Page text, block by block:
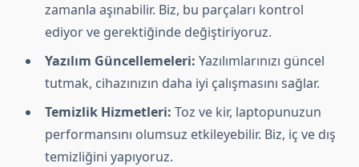
zamanla aşınabilir. Biz, bu parçaları kontrol
ediyor ve gerektiğinde değiştiriyoruz.
Yazılım Güncellemeleri: Yazılımlarınızı güncel
tutmak, cihazınızın daha iyi çalışmasını sağlar.
Temizlik Hizmetleri: Toz ve kir, laptopunuzun
performansını olumsuz etkileyebilir. Biz, iç ve dış
temizliğini yapıyoruz.